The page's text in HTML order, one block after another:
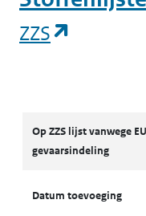
ZZS
Op ZZS lijst vanwege EU
gevaarsindeling
Datum toevoeging